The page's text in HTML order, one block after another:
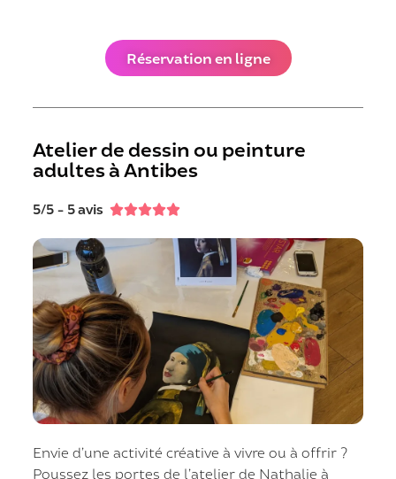
Réservation en ligne
Atelier de dessin ou peinture
adultes à Antibes
5/5 - 5 avis 
Envie d’une activité créative à vivre ou à offrir ?
Poussez les portes de l’atelier de Nathalie à